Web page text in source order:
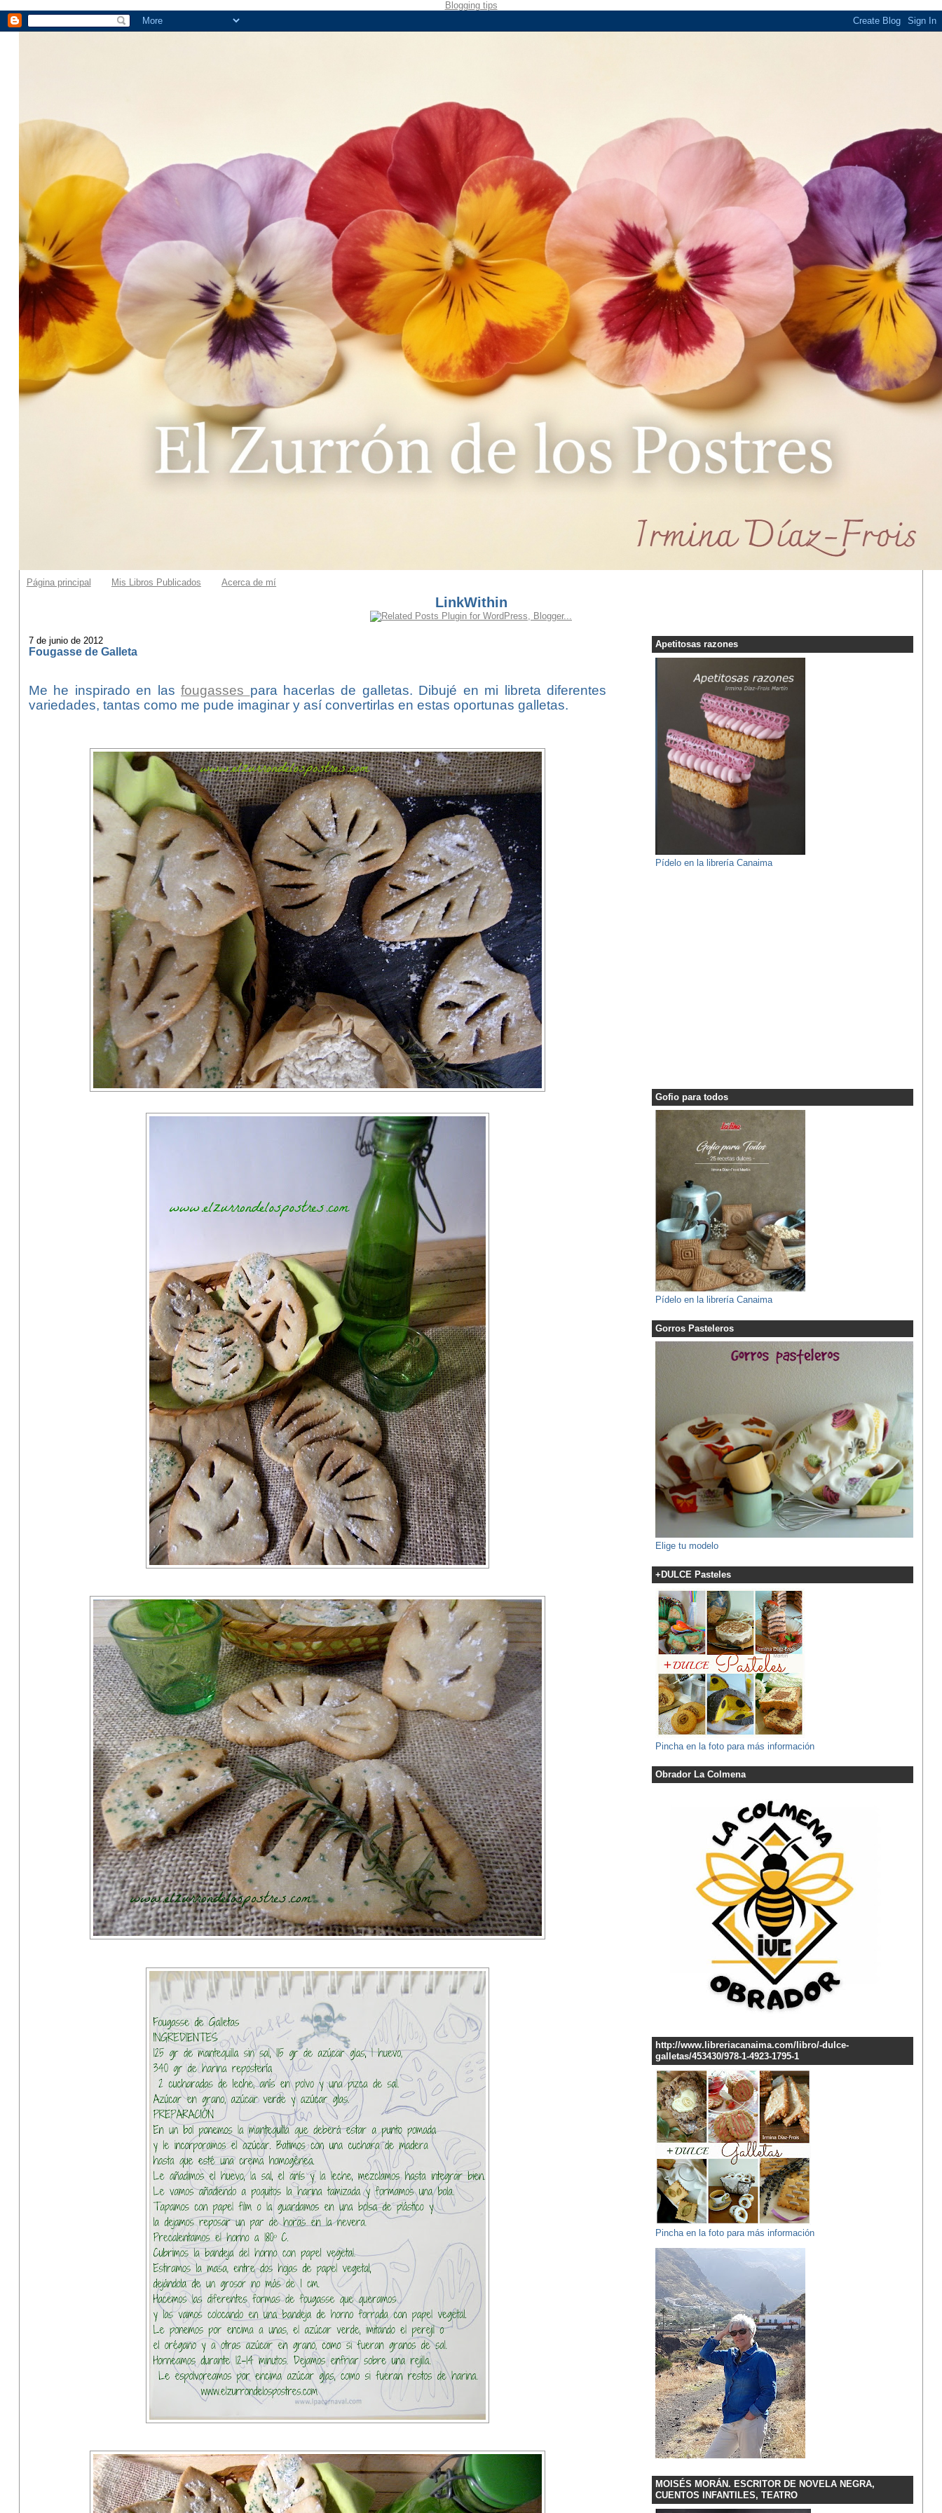
Blogging tips
Página principal Mis Libros Publicados Acerca de mí
LinkWithin
7 de junio de 2012
Fougasse de Galleta
Me he inspirado en lasfougasses para hacerlas de galletas. Dibujé en mi libreta diferentes
variedades, tantas como me pude imaginar y así convertirlas en estas oportunas galletas.
Apetitosas razones
Pídelo en la librería Canaima
Gofio para todos
Pídelo en la librería Canaima
Gorros Pasteleros
Elige tu modelo
+DULCE Pasteles
Pincha en la foto para más información
Obrador La Colmena
http://www.libreriacanaima.com/libro/-dulce-
galletas/453430/978-1-4923-1795-1
Pincha en la foto para más información
MOISÉS MORÁN. ESCRITOR DE NOVELA NEGRA,
CUENTOS INFANTILES, TEATRO